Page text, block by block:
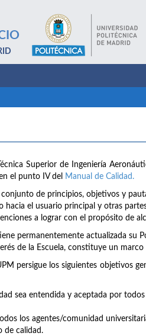
Superior de Ingeniería
el punto IV del
Manual de Calidad.
de principios, objetivos y
el usuario principal y otras
a lograr con el propósito de
permanentemente actualizada su
de la Escuela, constituye un
persigue los siguientes objetivos
sea entendida y aceptada por
los agentes/comunidad
de calidad.